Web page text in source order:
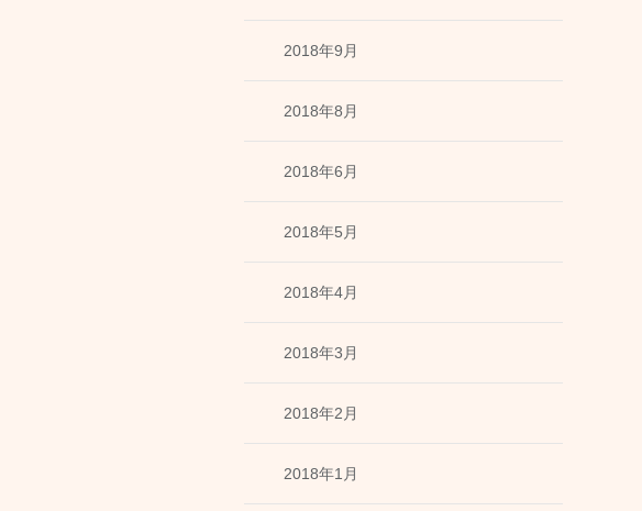
2018年9月
2018年8月
2018年6月
2018年5月
2018年4月
2018年3月
2018年2月
2018年1月